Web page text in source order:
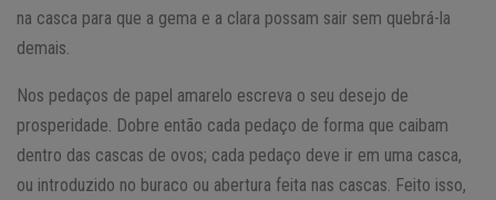
na casca para que a gema e a clara possam sair sem quebrá-la
demais.
Nos pedaços de papel amarelo escreva o seu desejo de
prosperidade. Dobre então cada pedaço de forma que caibam
dentro das cascas de ovos; cada pedaço deve ir em uma casca,
ou introduzido no buraco ou abertura feita nas cascas. Feito isso,